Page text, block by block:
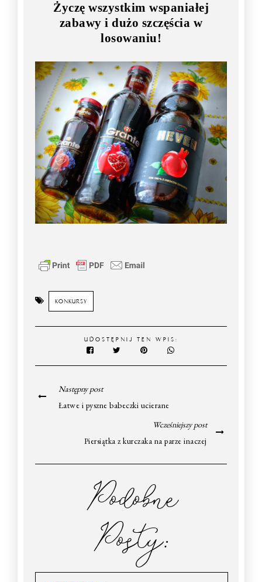
Życzę wszystkim wspaniałej
zabawy i dużo szczęścia w
losowaniu!
KONKURSY
UDOSTĘPNIJ TEN WPIS:
Następny post
Łatwe i pyszne babeczki ucierane
Wcześniejszy post
Piersiątka z kurczaka na parze inaczej
Podobne
Posty: